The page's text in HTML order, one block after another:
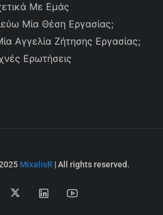
Με Εμάς
Μία Θέση Εργασίας;
Αγγελία Ζήτησης Εργασίας;
Ερωτήσεις
MixalisR | All rights reserved.